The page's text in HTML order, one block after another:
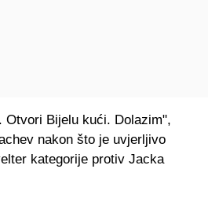
Otvori Bijelu kući. Dolazim",
nakon što je uvjerljivo
kategorije protiv Jacka